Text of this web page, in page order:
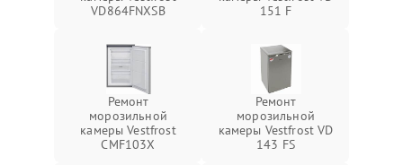
VD864FNXSB
151 F
Ремонт
морозильной
камеры Vestfrost
CMF103X
Ремонт
морозильной
камеры Vestfrost VD
143 FS